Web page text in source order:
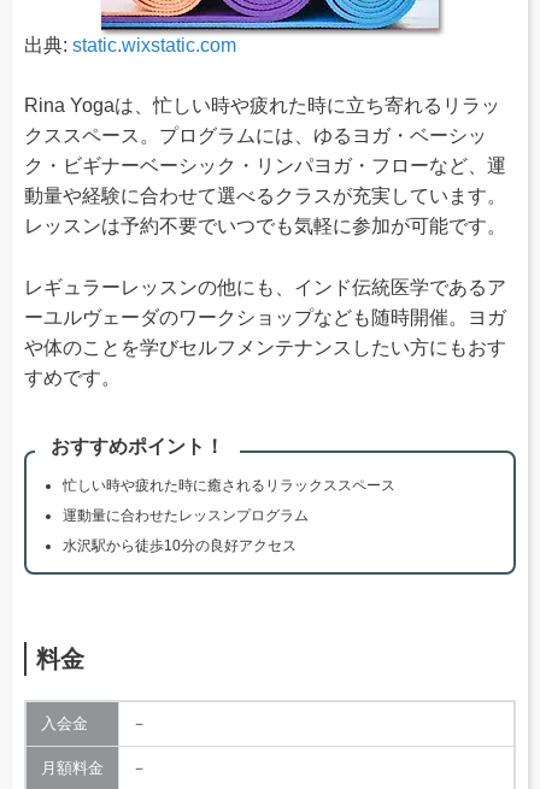
出典: static.wixstatic.com
Rina Yogaは、忙しい時や疲れた時に立ち寄れるリラッ
クススペース。プログラムには、ゆるヨガ・ベーシッ
ク・ビギナーベーシック・リンパヨガ・フローなど、運
動量や経験に合わせて選べるクラスが充実しています。
レッスンは予約不要でいつでも気軽に参加が可能です。
レギュラーレッスンの他にも、インド伝統医学であるア
ーユルヴェーダのワークショップなども随時開催。ヨガ
や体のことを学びセルフメンテナンスしたい方にもおす
すめです。
おすすめポイント！
忙しい時や疲れた時に癒されるリラックススペース
運動量に合わせたレッスンプログラム
水沢駅から徒歩10分の良好アクセス
料金
入会金 －
月額料金 －